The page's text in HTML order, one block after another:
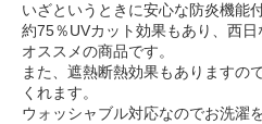
いざというときに安心な防炎機能付
約75％UVカット効果もあり、西
オススメの商品です。
また、遮熱断熱効果もありますの
くれます。
ウォッシャブル対応なのでお洗濯